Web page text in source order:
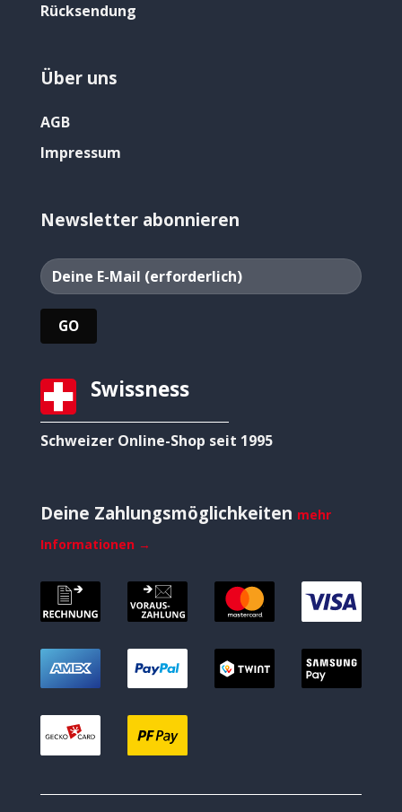
Rücksendung
Über uns
AGB
Impressum
Newsletter abonnieren
Swissness
Schweizer Online-Shop seit 1995
Deine Zahlungsmöglichkeiten mehr
Informationen →